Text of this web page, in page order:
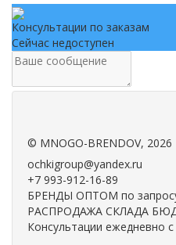
Консультации по заказам
Сейчас недоступен
© MNOGO-BRENDOV, 2026
ochkigroup@yandex.ru
+7 993-912-16-89
БРЕНДЫ ОПТОМ по
РАСПРОДАЖА СКЛАДА
Консультации ежедневно с